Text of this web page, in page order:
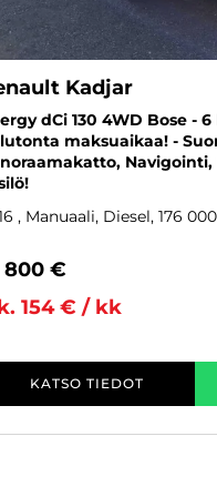
Kadjar
dCi 130 4WD Bose -
maksuaikaa! -
, Manuaali, Diesel, 176
800 €
154 € / kk
KATSO TIEDOT